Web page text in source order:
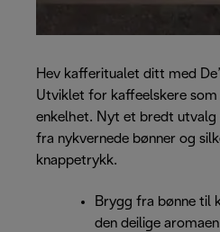
Hev kafferitualet ditt med
Utviklet for kaffeelskere som
enkelhet. Nyt et bredt
fra nykvernede bønner og
knappetrykk.
Brygg fra bønne til
den deilige